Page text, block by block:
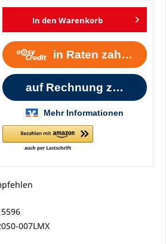
In den Warenkorb
007LMX